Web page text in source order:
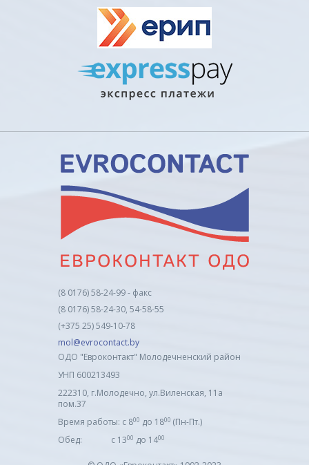
(8 0176) 58-24-99 - факс
(8 0176) 58-24-30, 54-58-55
(+375 25) 549-10-78
mol@evrocontact.by
ОДО "Евроконтакт" Молодечненский район
УНП 600213493
222310, г.Молодечно, ул.Виленская, 11а
пом.37
Время работы: с 800 до 1800 (Пн-Пт.)
Обед: с 1300 до 1400